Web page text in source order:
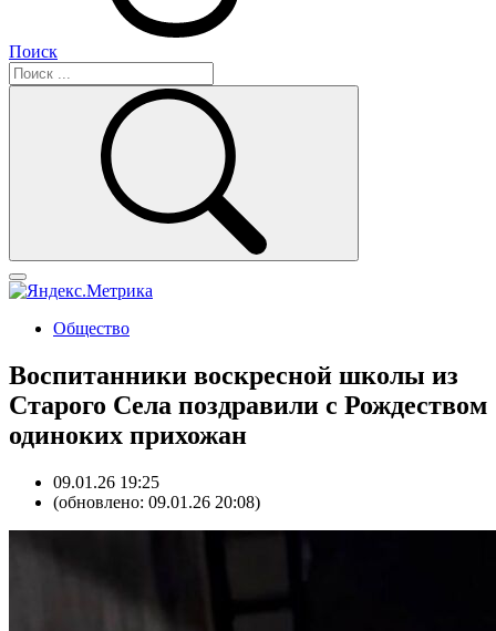
Поиск
Общество
Воспитанники воскресной школы из
Старого Села поздравили с Рождеством
одиноких прихожан
09.01.26 19:25
(обновлено: 09.01.26 20:08)